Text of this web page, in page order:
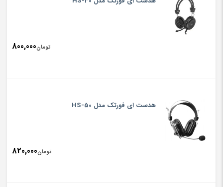
تومان800,000
هدست ای فورتک مدل HS-50
تومان820,000